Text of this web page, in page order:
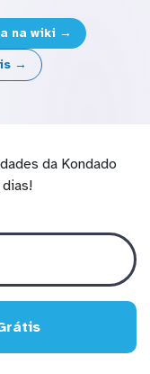
na wiki →
→
da Kondado